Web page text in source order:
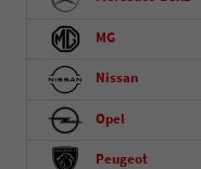
MG
Nissan
Opel
Peugeot